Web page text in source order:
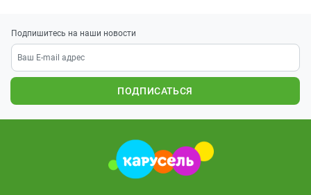
Подпишитесь на наши новости
ПОДПИСАТЬСЯ